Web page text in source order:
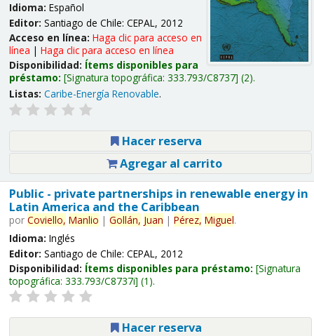
Idioma: Español
Editor: Santiago de Chile: CEPAL, 2012
Acceso en línea: Haga clic para acceso en
línea | Haga clic para acceso en línea
Disponibilidad: Ítems disponibles para
préstamo: Signatura topográfica: 333.793/C8737 (2).
Listas: Caribe-Energía Renovable.
Hacer reserva
Agregar al carrito
Public - private partnerships in renewable energy in
Latin America and the Caribbean
por Coviello, Manlio | Gollán, Juan | Pérez, Miguel.
Idioma: Inglés
Editor: Santiago de Chile: CEPAL, 2012
Disponibilidad: Ítems disponibles para préstamo: Signatura
topográfica: 333.793/C8737i (1).
Hacer reserva